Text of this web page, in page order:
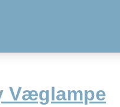
Væglampe